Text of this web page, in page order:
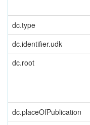
dc.type
dc.identifier.udk
dc.root
dc.placeOfPublication